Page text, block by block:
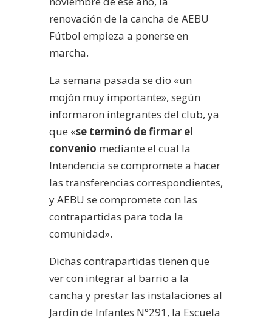
renovación de la cancha de AEBU
Fútbol empieza a ponerse en
marcha.
La semana pasada se dio «un
mojón muy importante», según
informaron integrantes del club, ya
que «se terminó de firmar el
convenio mediante el cual la
Intendencia se compromete a hacer
las transferencias correspondientes,
y AEBU se compromete con las
contrapartidas para toda la
comunidad».
Dichas contrapartidas tienen que
ver con integrar al barrio a la
cancha y prestar las instalaciones al
Jardín de Infantes N°291, la Escuela